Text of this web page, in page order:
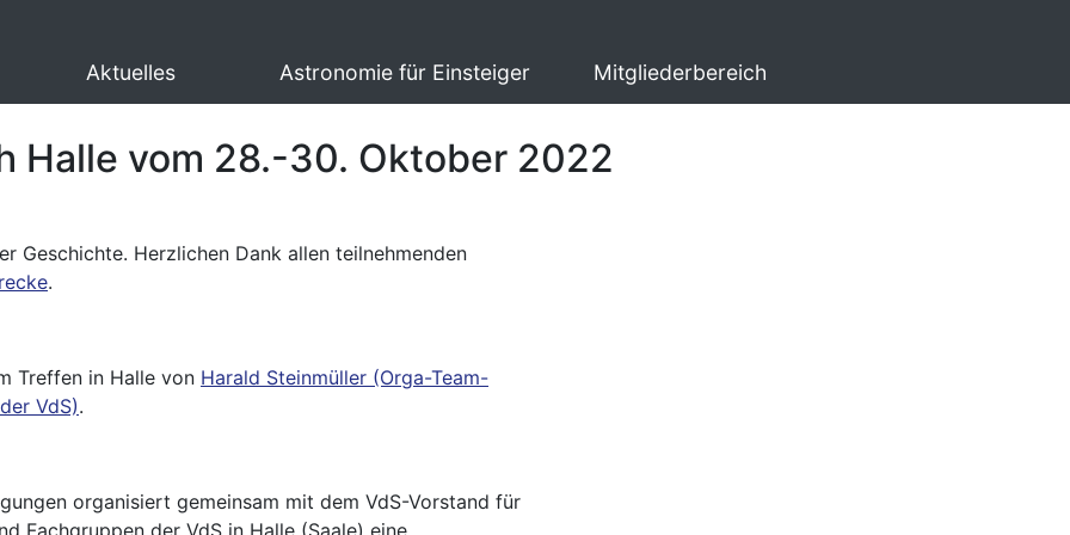
Aktuelles Astronomie für Einsteiger Mitgliederbereich
Halle vom 28.-30. Oktober 2022
Geschichte. Herzlichen Dank allen teilnehmenden
.
Treffen in Halle von Harald Steinmüller (Orga-Team-
VdS).
organisiert gemeinsam mit dem VdS-Vorstand für
Fachgruppen der VdS in Halle (Saale) eine